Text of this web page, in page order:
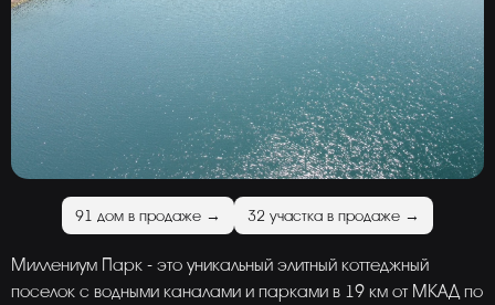
91 дом в продаже → 32 участка в продаже →
Миллениум Парк - это уникальный элитный коттеджный
поселок с водными каналами и парками в 19 км от МКАД по